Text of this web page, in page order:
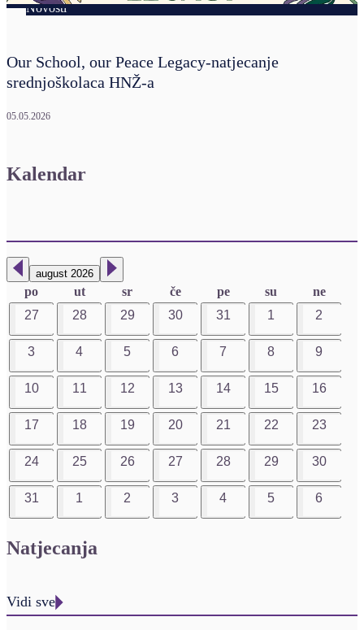
Novosti
Our School, our Peace Legacy-natjecanje
srednjoškolaca HNŽ-a
05.05.2026
Kalendar
august 2026
po ut sr če pe su
ne
27
28 29 30 31 1 2
3 4 5 6 7 8 9
10 11 12 13 14 15 16
17 18 19 20 21 22 23
24 25 26 27 28 29 30
31 1 2 3 4 5 6
Natjecanja
Vidi sve